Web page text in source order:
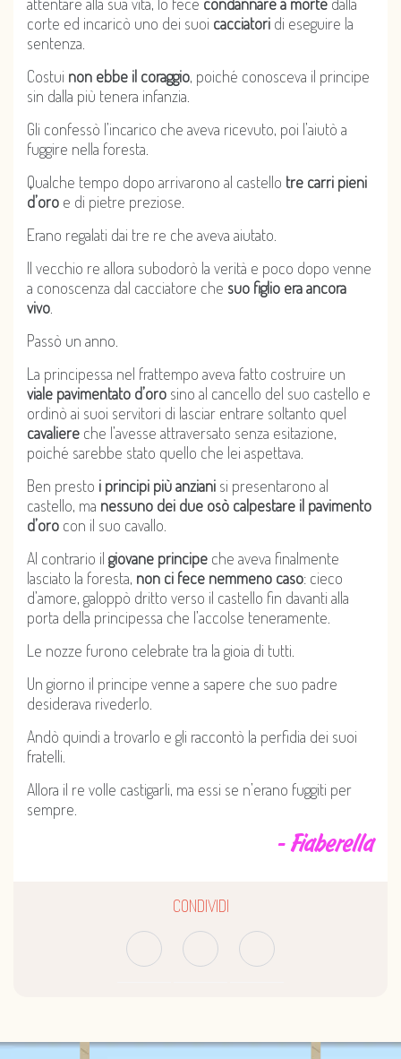
corte ed incaricò uno dei suoi cacciatori di eseguire la
sentenza.
Costui non ebbe il coraggio, poiché conosceva il principe
sin dalla più tenera infanzia.
Gli confessò l’incarico che aveva ricevuto, poi l’aiutò a
fuggire nella foresta.
Qualche tempo dopo arrivarono al castello tre carri pieni
d’oro e di pietre preziose.
Erano regalati dai tre re che aveva aiutato.
Il vecchio re allora subodorò la verità e poco dopo venne
a conoscenza dal cacciatore che suo figlio era ancora
vivo
Passò un anno.
La principessa nel frattempo aveva fatto costruire un
viale pavimentato d’oro sino al cancello del suo castello e
ordinò ai suoi servitori di lasciar entrare soltanto quel
cavaliere che l’avesse attraversato senza esitazione,
poiché sarebbe stato quello che lei aspettava.
Ben presto i principi più anziani si presentarono al
castello, ma nessuno dei due osò calpestare il pavimento
d’oro con il suo cavallo.
Al contrario il giovane principe che aveva finalmente
lasciato la foresta, non ci fece nemmeno caso: cieco
d’amore, galoppò dritto verso il castello fin davanti alla
porta della principessa che l’accolse teneramente.
Le nozze furono celebrate tra la gioia di tutti.
Un giorno il principe venne a sapere che suo padre
desiderava rivederlo.
Andò quindi a trovarlo e gli raccontò la perfidia dei suoi
fratelli.
Allora il re volle castigarli, ma essi se n’erano fuggiti per
sempre.
- Fiaberella
CONDIVIDI